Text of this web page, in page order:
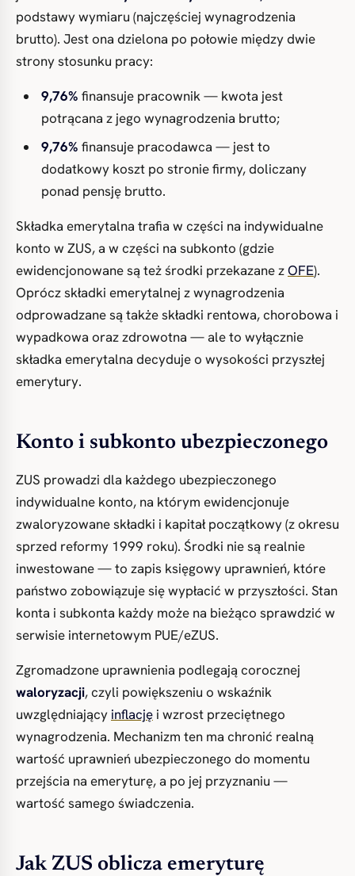
podstawy wymiaru (najczęściej wynagrodzenia
brutto). Jest ona dzielona po połowie między dwie
strony stosunku pracy:
9,76% finansuje pracownik — kwota jest
potrącana z jego wynagrodzenia brutto;
9,76% finansuje pracodawca — jest to
dodatkowy koszt po stronie firmy, doliczany
ponad pensję brutto.
Składka emerytalna trafia w części na indywidualne
konto w ZUS, a w części na subkonto (gdzie
ewidencjonowane są też środki przekazane zOFE).
Oprócz składki emerytalnej z wynagrodzenia
odprowadzane są także składki rentowa, chorobowa i
wypadkowa oraz zdrowotna — ale to wyłącznie
składka emerytalna decyduje o wysokości przyszłej
emerytury.
Konto i subkonto ubezpieczonego
ZUS prowadzi dla każdego ubezpieczonego
indywidualne konto, na którym ewidencjonuje
zwaloryzowane składki i kapitał początkowy (z okresu
sprzed reformy 1999 roku). Środki nie są realnie
inwestowane — to zapis księgowy uprawnień, które
państwo zobowiązuje się wypłacić w przyszłości. Stan
konta i subkonta każdy może na bieżąco sprawdzić w
serwisie internetowym PUE/eZUS.
Zgromadzone uprawnienia podlegają corocznej
waloryzacji, czyli powiększeniu o wskaźnik
uwzględniający inflację i wzrost przeciętnego
wynagrodzenia. Mechanizm ten ma chronić realną
wartość uprawnień ubezpieczonego do momentu
przejścia na emeryturę, a po jej przyznaniu —
wartość samego świadczenia.
Jak ZUS oblicza emeryturę